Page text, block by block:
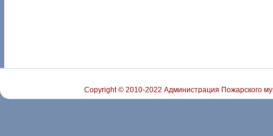
Copyright © 2010-2022 Администрация Пожарского